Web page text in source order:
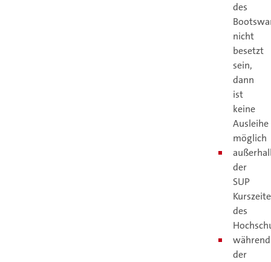
des
nicht
besetzt
sein,
dann
ist
keine
Ausleihe
möglich
der
SUP
des
während
der